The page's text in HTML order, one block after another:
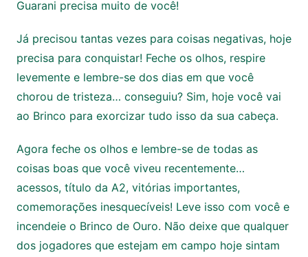
Guarani precisa muito de você!
Já precisou tantas vezes para coisas negativas, hoje
precisa para conquistar! Feche os olhos, respire
levemente e lembre-se dos dias em que você
chorou de tristeza… conseguiu? Sim, hoje você vai
ao Brinco para exorcizar tudo isso da sua cabeça.
Agora feche os olhos e lembre-se de todas as
coisas boas que você viveu recentemente…
acessos, título da A2, vitórias importantes,
comemorações inesquecíveis! Leve isso com você e
incendeie o Brinco de Ouro. Não deixe que qualquer
dos jogadores que estejam em campo hoje sintam